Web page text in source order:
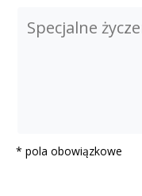
* pola obowiązkowe